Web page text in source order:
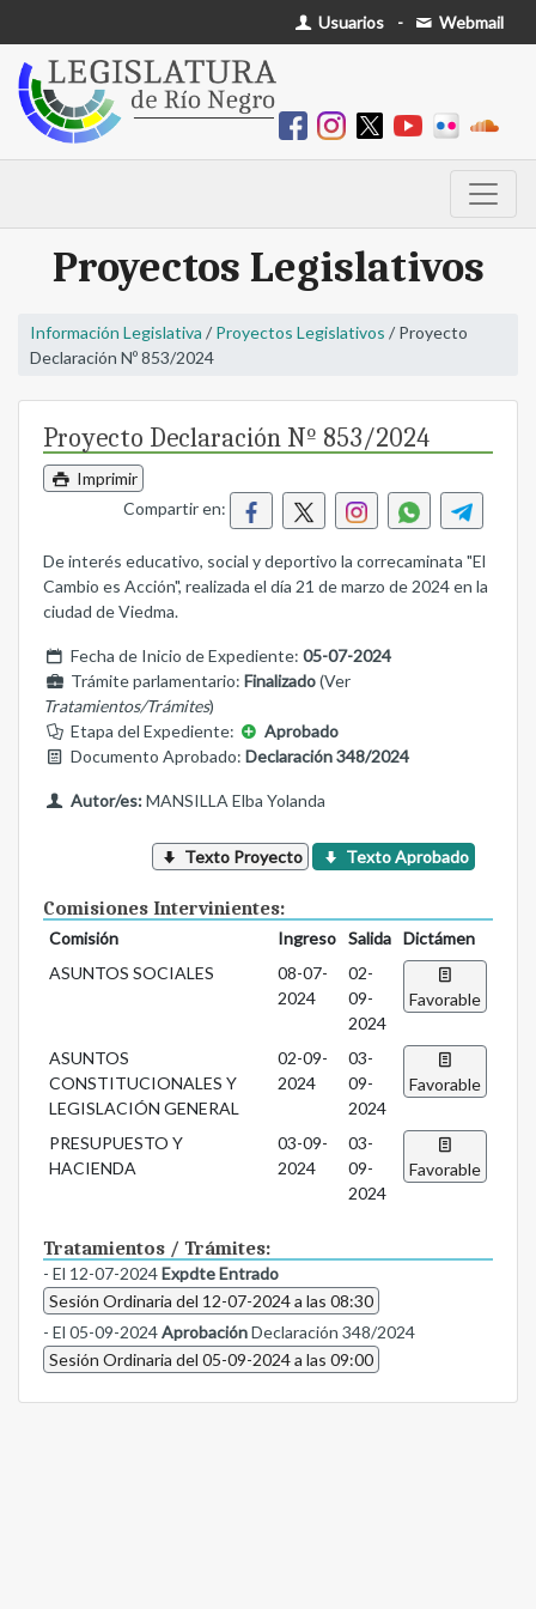
Usuarios - Webmail
Proyectos Legislativos
Información Legislativa / Proyectos Legislativos / Proyecto
Declaración Nº 853/2024
Proyecto Declaración Nº 853/2024
Imprimir
Compartir en:
De interés educativo, social y deportivo la correcaminata "El
Cambio es Acción", realizada el día 21 de marzo de 2024 en la
ciudad de Viedma.
Fecha de Inicio de Expediente: 05-07-2024
Trámite parlamentario: Finalizado(Ver
Tratamientos/Trámites)
Etapa del Expediente:
Aprobado
Documento Aprobado: Declaración 348/2024
Autor/es:MANSILLA Elba Yolanda
Texto Proyecto Texto Aprobado
Comisiones Intervinientes:
Comisión Ingreso Salida
Dictámen
ASUNTOS SOCIALES
08-07-
2024
02-
09-
2024
Favorable
ASUNTOS
CONSTITUCIONALES Y
LEGISLACIÓN GENERAL
02-09-
2024
03-
09-
2024
Favorable
PRESUPUESTO Y
HACIENDA
03-09-
2024
03-
09-
2024
Favorable
Tratamientos / Trámites:
- El 12-07-2024Expdte Entrado
Sesión Ordinaria del 12-07-2024 a las 08:30
- El 05-09-2024AprobaciónDeclaración 348/2024
Sesión Ordinaria del 05-09-2024 a las 09:00